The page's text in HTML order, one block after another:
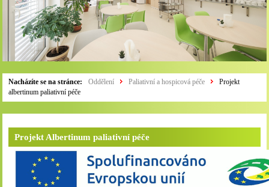
Nacházíte se na stránce: Oddělení Paliativní a hospicová péče
Projekt
albertinum paliativní péče
Projekt Albertinum paliativní péče